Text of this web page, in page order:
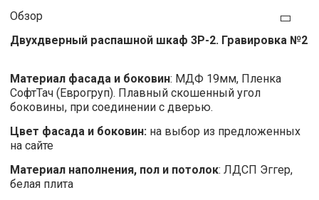
Обзор
Двухдверный распашной шкаф 3Р-2. Гравировка №2
Материал фасада и боковин: МДФ 19мм, Пленка
СофтТач (Еврогруп). Плавный скошенный угол
боковины, при соединении с дверью.
Цвет фасада и боковин: на выбор из предложенных
на сайте
Материал наполнения, пол и потолок: ЛДСП Эггер,
белая плита